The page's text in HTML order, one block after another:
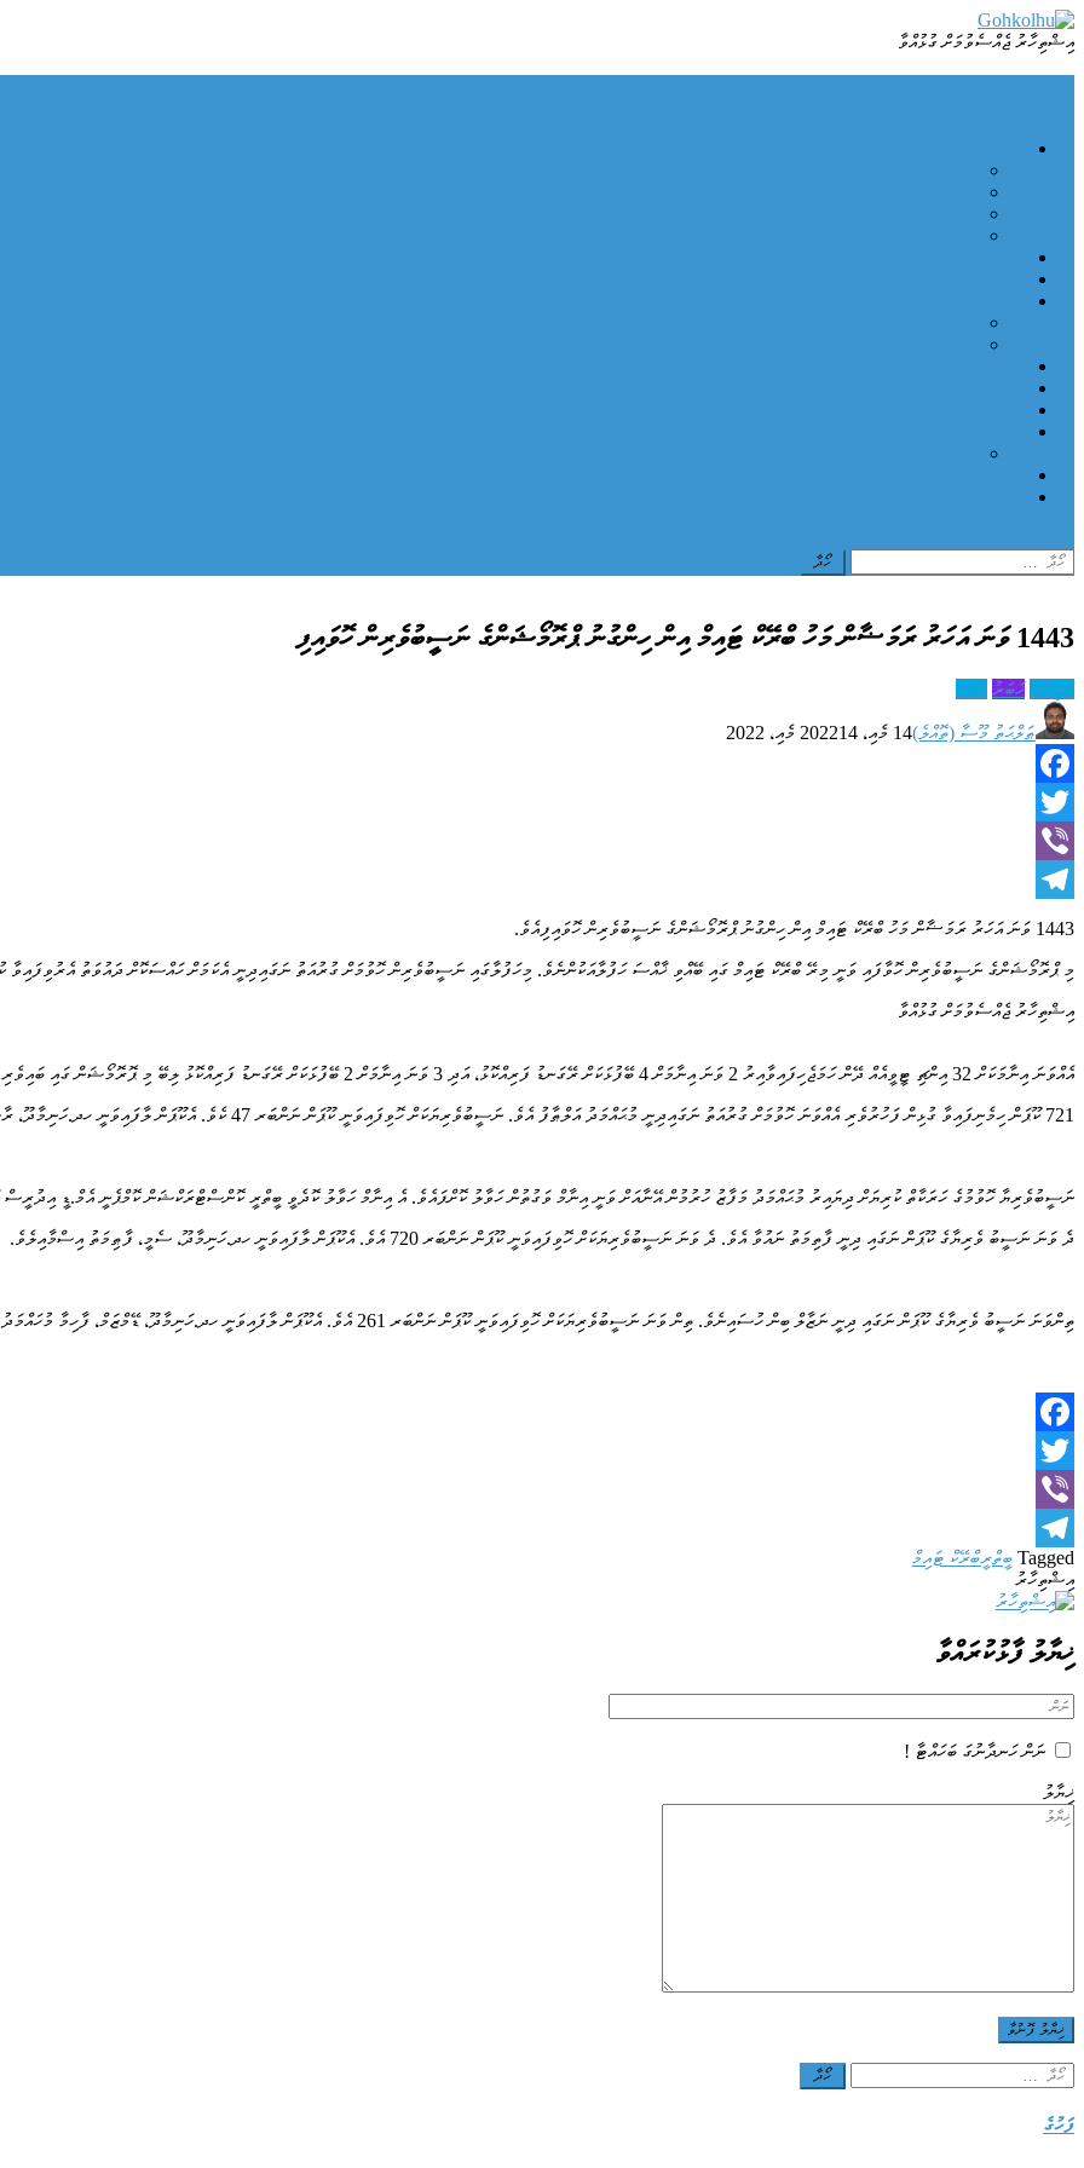
Skip
to
Gohkolhu
Dhamaa Geney Gohkolhu
އިޝްތިހާރު ޖެއްސެވުމަށް ގުޅުއްވާ
Search
for:
1443 ވަނަ އަހަރު ރަމަޟާން މަހު ބްރޭކް ޓައިމް އިން ހިންގުނު ޕްރޮމޯޝަންގެ ނަސީބުވެރިން ހޮވައިފި
ހަނިމާދޫ ޚަބަރު ފަހުގެ
ޠަލްޙަތު މޫސާ (ތޮއްލެ)14 މެއި، 2022 14 މެއި، 2022
Facebook
Twitter
Viber
Telegram
1443 ވަނަ އަހަރު ރަމަޟާން މަހު ބްރޭކް ޓައިމް އިން ހިންގުނު ޕްރޮމޯޝަންގެ ނަސީބުވެރިން ހޮވައިފިއެވެ.
މި ޕްރޮމޯޝަންގެ ނަސީބުވެރިން ހޮވާފައި ވަނީ މިރޭ ބްރޭކް ޓައިމް ގައި ބޭއްވި ޚާއްސަ ހަފުލާއަކުންނެވެ. މިހަފުލާގައި ނަސީބުވެރިން ހޮވުމަށް ގުރުއަތު ނަގައިދިނީ އެކަމަށް ހައްސަކޮށް ދައުވަތު އެރުވިފައިވާ
އިޝްތިހާރު ޖެއްސެވުމަށް ގުޅުއްވާ
އެއްވަނަ އިނާމަކަށް 32 އިންޗި ޓީވީއެއް ދޭން ހަމަޖެހިފައިވާއިރު 2 ވަނަ އިނާމަށް 4 ބޭފުޅަކަށް ރޭގަނޑު ފަރިއްކޮޅު، އަދި 3 ވަނަ އިނާމަށް 2 ބޭފުޅަކަށް ރޭގަނޑު ފަރިއްކޮޅު ލިބޭ މި ޕޮރޮމޯޝަން ގައި ބައިވެރި ކޮށްފައިވަނީ 100 ރުފިޔާއަށް ވުރެއްމަތިން ވިޔަފާރި ކުރި ފަރާތްތަކެވެ.
721 ކޫޕަން ހިމެނިފައިވާ ގުޅިން ފަހުރުވެރި އެއްވަނަ ހޮވުމަށް ގުރުއަތު ނަގައިދިނީ މުޙައްމަދު އަލްޠާފު އެވެ. ނަސީބުވެރިޔަކަށް ހޮވިފައިވަނީ ކޫޕަން ނަންބަރ 47 ކެވެ. އެކޫޕަން ލާފައިވަނީ ހދ.ހަނިމާދޫ، ރާސްތާ، މުޙައްމަދު މަފާޒު އެވެ.
ނަސީބުވެރިޔާ ހޮވުމުގެ ހަރަކާތް ކުރިޔަށް ދިޔައިރު މުޙައްމަދު މަފާޒު ހުރުމުން އޭނާއަށް ވަނީ އިނާމް ވަގުތުން ހަވާލު ކޮށްފައެވެ. އެ އިނާމް ހަވާލު ކޮދެވީ ބީތްރީ ކޮންސްޓްރަކްޝަން ކޮމްޕެނީ އެމް.ޑީ
ދެ ވަނަ ނަސީބު ވެރިޔާގެ ކޫޕަން ނަގައި ދިނީ ފާތިމަތު ނައުވާ އެވެ. ދެ ވަނަ ނަސީބުވެރިޔަކަށް ހޮވިފައިވަނީ ކޫޕަން ނަންބަރ 720 އެވެ. އެކޫޕަން ލާފައިވަނީ ހދ.ހަނިމާދޫ، ސެމީ، ފާޠިމަތު އިސްމާއިލެވެ.
ތިންވަނަ ނަސީބު ވެރިޔާގެ ކޫޕަން ނަގައި ދިނީ ނަޒާލް ބިން ހުސައިނެވެ. ތިން ވަނަ ނަސީބުވެރިޔަކަށް ހޮވިފައިވަނީ ކޫޕަން ނަންބަރ 261 އެވެ. އެކޫޕަން ލާފައިވަނީ ހދ.ހަނިމާދޫ، ޑޭމްޒަމް، ފާހިމާ މުހައްމަދު އެވެ.
Facebook
Twitter
Viber
Telegram
Tagged ބީތްރީބްރޭކް ޓައިމް
އިޝްތިހާރު
ޚިޔާލު ފާޅުކުރައްވާ
ނަން ހަނދާނުގަ ބަހައްޓާ !
ޚިޔާލު
Search
for:
ފަހުގެ